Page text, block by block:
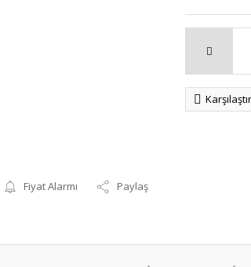
Fiyat Alarmı Paylaş
Karşılaştır